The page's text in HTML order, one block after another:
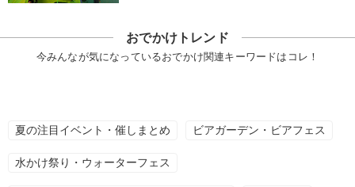
おでかけトレンド
今みんなが気になっているおでかけ関連キーワードはコレ！
夏の注目イベント・催しまとめ ビアガーデン・ビアフェス
水かけ祭り・ウォーターフェス